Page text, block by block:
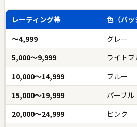
レーティング帯
色（バッ
〜4,999
グレー
5,000〜9,999
ライトブ
10,000〜14,999
ブルー
15,000〜19,999
パープル
20,000〜24,999
ピンク